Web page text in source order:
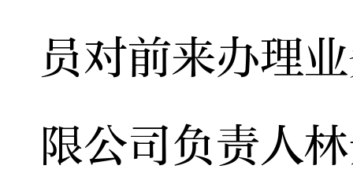
员对前来办理
限公司负责人